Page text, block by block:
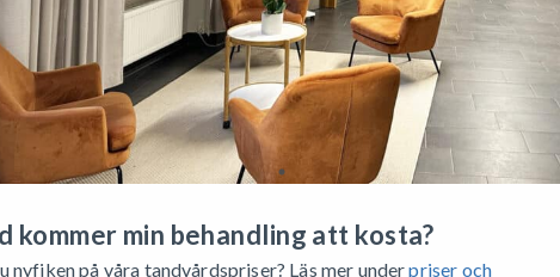
kommer min behandling att kosta?
nyfiken på våra tandvårdspriser? Läs mer underpriser och